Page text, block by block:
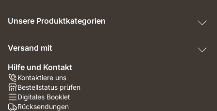
Unsere Produktkategorien
Versand mit
Hilfe und Kontakt
Kontaktiere uns
Bestellstatus prüfen
Digitales Booklet
Rücksendungen